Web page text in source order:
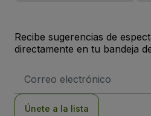
Recibe sugerencias de
directamente en tu bandeja
de
Únete a la lista